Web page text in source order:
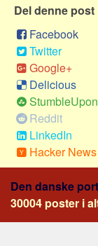
Meta
Dokumenttyper
Emner
Skribenter
Personer
Steder
Kilder
Om
Webstedet
Del denne post
Facebook
Twitter
Google+
Delicious
StumbleUpon
Reddit
LinkedIn
Hacker News
Den danske
30004 poster i